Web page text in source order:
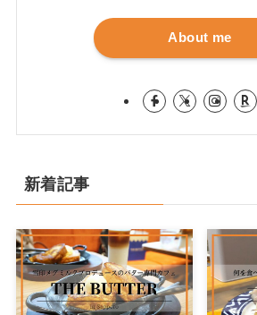
About me
新着記事